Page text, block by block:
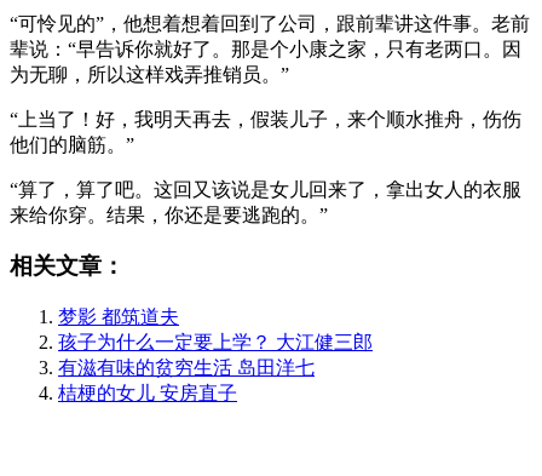
“可怜见的”，他想着想着回到了公司，跟前辈讲这件事。老前
辈说：“早告诉你就好了。那是个小康之家，只有老两口。因
为无聊，所以这样戏弄推销员。”
“上当了！好，我明天再去，假装儿子，来个顺水推舟，伤伤
他们的脑筋。”
“算了，算了吧。这回又该说是女儿回来了，拿出女人的衣服
来给你穿。结果，你还是要逃跑的。”
相关文章：
梦影 都筑道夫
孩子为什么一定要上学？ 大江健三郎
有滋有味的贫穷生活 岛田洋七
桔梗的女儿 安房直子